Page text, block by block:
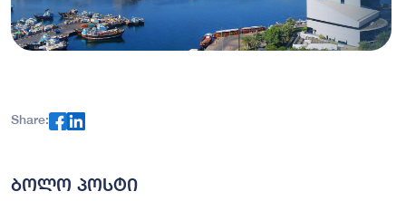
Share:
ბოლო პოსტი